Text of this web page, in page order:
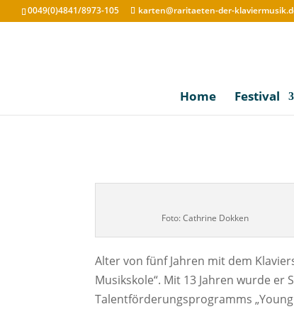
0049(0)4841/8973-105 karten@raritaeten-der-
Home Festival
Foto: Cathrine Dokken
Alter von fünf Jahren mit dem
Musikskole“. Mit 13 Jahren wurde
Talentförderungsprogramms